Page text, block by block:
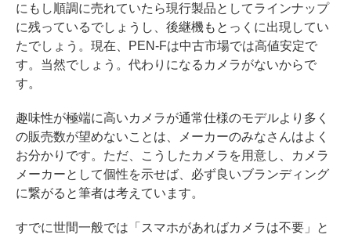
にもし順調に売れていたら現行製品としてラインナップ
に残っているでしょうし、後継機もとっくに出現してい
たでしょう。現在、PEN-Fは中古市場では高値安定で
す。当然でしょう。代わりになるカメラがないからで
す。
趣味性が極端に高いカメラが通常仕様のモデルより多く
の販売数が望めないことは、メーカーのみなさんはよく
お分かりです。ただ、こうしたカメラを用意し、カメラ
メーカーとして個性を示せば、必ず良いブランディング
に繋がると筆者は考えています。
すでに世間一般では「スマホがあればカメラは不要」と